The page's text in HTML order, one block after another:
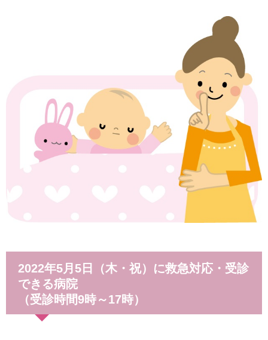
2022年5月5日（木・祝）に救急対応・受診
できる病院
（受診時間9時～17時）